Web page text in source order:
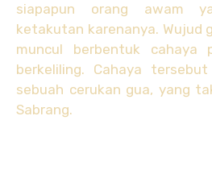
siapapun orang awam
ketakutan karenanya. Wujud
muncul berbentuk cahaya
berkeliling. Cahaya
sebuah cerukan gua, yang
Sabrang.